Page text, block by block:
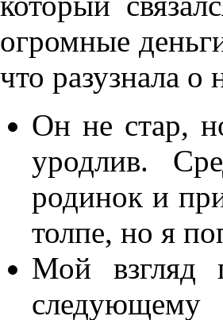
огромные
что разузнала
Он не стар,
уродлив.
родинок и
толпе, но я
Мой взгляд